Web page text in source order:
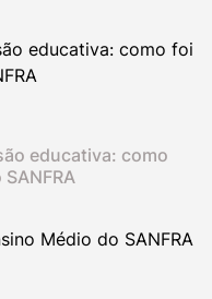
educativa: como